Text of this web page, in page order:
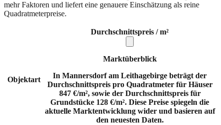
mehr Faktoren und liefert eine genauere Einschätzung als reine
Quadratmeterpreise.
Objektart
Durchschnittspreis / m²
Marktüberblick
In Mannersdorf am Leithagebirge beträgt der
Durchschnittspreis pro Quadratmeter für Häuser
847 €/m², sowie der Durchschnittspreis für
Grundstücke 128 €/m². Diese Preise spiegeln die
aktuelle Marktentwicklung wider und basieren auf
den neuesten Daten.